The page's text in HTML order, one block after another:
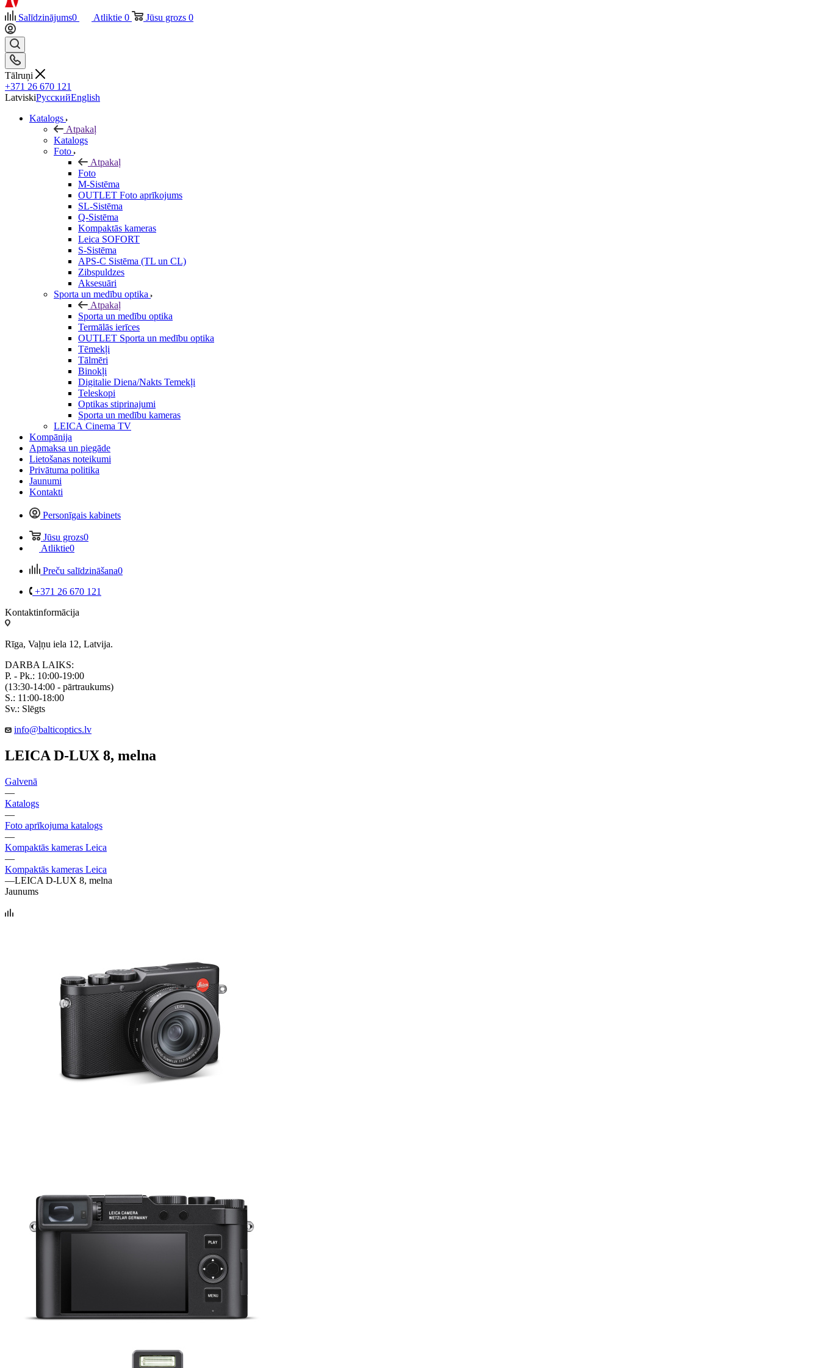
Salīdzinājums0 Atliktie 0 Jūsu grozs 0
Tālruņi
+371 26 670 121
LatviskiРусскийEnglish
Katalogs
Atpakaļ
Katalogs
Foto
Atpakaļ
Foto
M-Sistēma
OUTLET Foto aprīkojums
SL-Sistēma
Q-Sistēma
Kompaktās kameras
Leica SOFORT
S-Sistēma
APS-C Sistēma (TL un CL)
Zibspuldzes
Aksesuāri
Sporta un medību optika
Atpakaļ
Sporta un medību optika
Termālās ierīces
OUTLET Sporta un medību optika
Tēmekļi
Tālmēri
Binokļi
Digitalie Diena/Nakts Temekļi
Teleskopi
Optikas stiprinajumi
Sporta un medību kameras
LEICA Cinema TV
Kompānija
Apmaksa un piegāde
Lietošanas noteikumi
Privātuma politika
Jaunumi
Kontakti
Personīgais kabinets
Jūsu grozs0
Atliktie0
Preču salīdzināšana0
+371 26 670 121
Kontaktinformācija
Rīga, Vaļņu iela 12, Latvija.
DARBA LAIKS:
P. - Pk.: 10:00-19:00
(13:30-14:00 - pārtraukums)
S.: 11:00-18:00
Sv.: Slēgts
info@balticoptics.lv
LEICA D-LUX 8, melna
Galvenā
—
Katalogs
—
Foto aprīkojuma katalogs
—
Kompaktās kameras Leica
—
Kompaktās kameras Leica
—LEICA D-LUX 8, melna
Jaunums